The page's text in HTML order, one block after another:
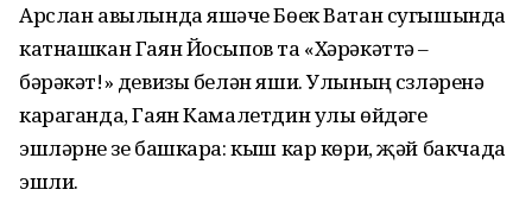
Арслан авылында яшәүче Бөек Ватан сугышында
катнашкан Гаян Йосыпов та «Хәрәкәттә –
бәрәкәт!» девизы белән яши. Улының сүзләренә
караганда, Гаян Камалетдин улы өйдәге
эшләрне үзе башкара: кыш кар көри, җәй бакчада
эшли.